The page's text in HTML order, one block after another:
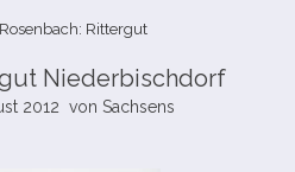
Rosenbach: Rittergut
Niederbischdorf
2012 von Sachsens